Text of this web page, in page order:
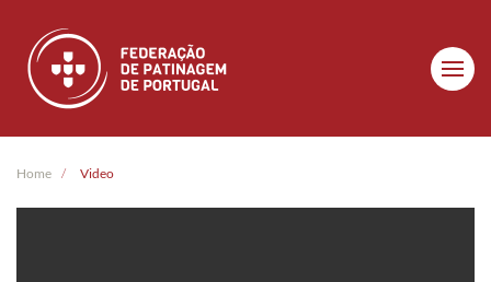
Skip to main content
Home Video